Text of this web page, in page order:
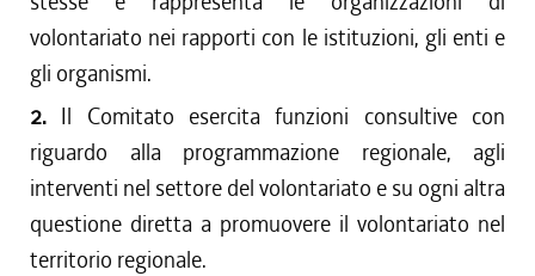
volontariato nei rapporti con le istituzioni, gli enti e
gli organismi.
2. Il Comitato esercita funzioni consultive con
riguardo alla programmazione regionale, agli
interventi nel settore del volontariato e su ogni altra
questione diretta a promuovere il volontariato nel
territorio regionale.